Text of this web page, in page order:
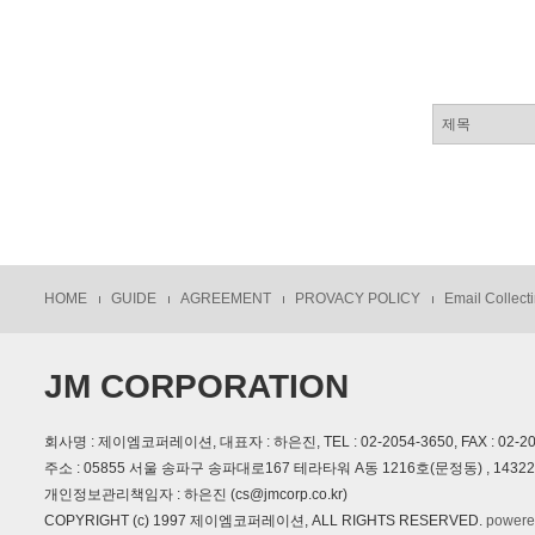
HOME GUIDE AGREEMENT PROVACY POLICY Email
JM CORPORATION
회사명 : 제이엠코퍼레이션, 대표자 : 하은진, TEL : 02-2054-3650, FAX : 02-
주소 : 05855 서울 송파구 송파대로167 테라타워 A동 1216호(문정동) ,
개인정보관리책임자 : 하은진 (cs@jmcorp.co.kr)
COPYRIGHT (c) 1997 제이엠코퍼레이션, ALL RIGHTS RESERVED.